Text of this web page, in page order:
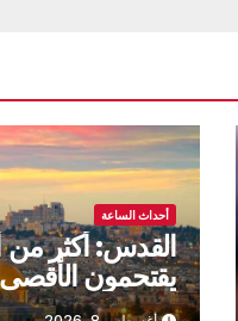
أحداث الساعة
القدس: أكثر
يقتحمون